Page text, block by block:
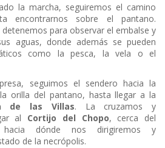
la marcha, seguiremos el camino
encontrarnos sobre el pantano.
para observar el embalse y
aguas, donde además se pueden
como la pesca, la vela o el
seguimos el sendero hacia la
orilla del pantano, hasta llegar a la
de las Villas. La cruzamos y
al Cortijo del Chopo, cerca del
hacia dónde nos dirigiremos y
de la necrópolis.